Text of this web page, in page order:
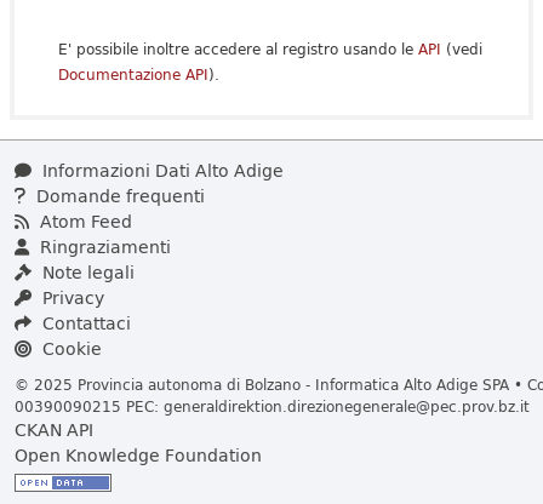
E' possibile inoltre accedere al registro usando le API (vedi
Documentazione API).
Informazioni Dati Alto Adige
Domande frequenti
Atom Feed
Ringraziamenti
Note legali
Privacy
Contattaci
Cookie
© 2025 Provincia autonoma di Bolzano - Informatica Alto Adige SPA •
00390090215 PEC: generaldirektion.direzionegenerale@pec.prov.bz.it
CKAN API
Open Knowledge Foundation